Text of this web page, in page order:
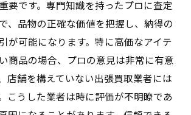
要です。専門知識を持ったプロに査定
、品物の正確な価値を把握し、納得の
が可能になります。特に高価なアイテ
商品の場合、プロの意見は非常に有意
店舗を構えていない出張買取業者には
こうした業者は時に評価が不明瞭であ